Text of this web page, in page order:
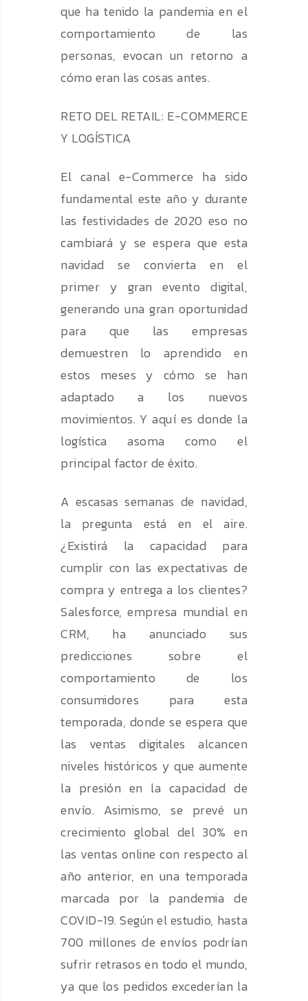
que ha tenido la pandemia en el
comportamiento de las
personas, evocan un retorno a
cómo eran las cosas antes.
RETO DEL RETAIL: E-COMMERCE
Y LOGÍSTICA
El canal e-Commerce ha sido
fundamental este año y durante
las festividades de 2020 eso no
cambiará y se espera que esta
navidad se convierta en el
primer y gran evento digital,
generando una gran oportunidad
para que las empresas
demuestren lo aprendido en
estos meses y cómo se han
adaptado a los nuevos
movimientos. Y aquí es donde la
logística asoma como el
principal factor de éxito.
A escasas semanas de navidad,
la pregunta está en el aire.
¿Existirá la capacidad para
cumplir con las expectativas de
compra y entrega a los clientes?
Salesforce, empresa mundial en
CRM, ha anunciado sus
predicciones sobre el
comportamiento de los
consumidores para esta
temporada, donde se espera que
las ventas digitales alcancen
niveles históricos y que aumente
la presión en la capacidad de
envío. Asimismo, se prevé un
crecimiento global del 30% en
las ventas online con respecto al
año anterior, en una temporada
marcada por la pandemia de
COVID-19. Según el estudio, hasta
700 millones de envíos podrían
sufrir retrasos en todo el mundo,
ya que los pedidos excederían la